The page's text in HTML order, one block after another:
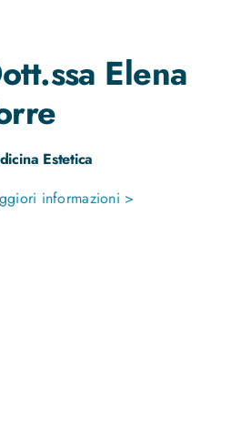
Elena
Estetica
informazioni >